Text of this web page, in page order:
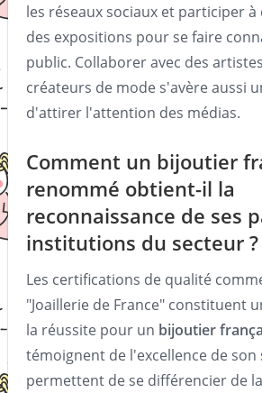
les réseaux sociaux et participer à
des expositions pour se faire
public. Collaborer avec des
créateurs de mode s'avère aussi
d'attirer l'attention des médias.
Comment un bijoutier
renommé obtient-il la
reconnaissance de ses
institutions du secteur ?
Les certifications de qualité
"Joaillerie de France" constituent
la réussite pour un bijoutier
témoignent de l'excellence de
permettent de se différencier de